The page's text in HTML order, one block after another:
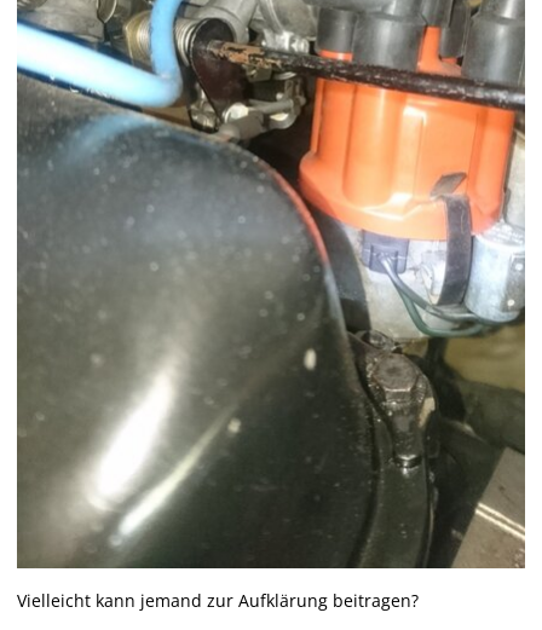
Vielleicht kann jemand zur Aufklärung beitragen?